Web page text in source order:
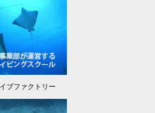
ブファクトリー